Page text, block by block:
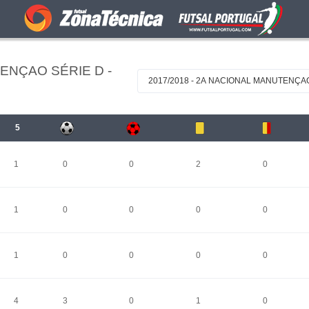
SÉRIE D -
2017/2018 - 2A NACIONAL
5
1 0 0 2 0
1 0 0 0 0
1 0 0 0 0
4 3 0 1 0